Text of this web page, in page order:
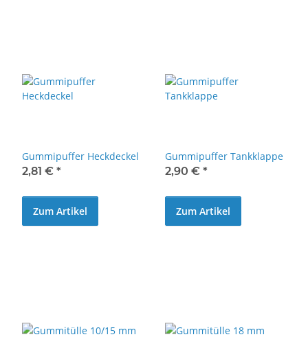
Gummipuffer Heckdeckel
2,81 € *
Zum Artikel
Gummipuffer Tankklappe
2,90 € *
Zum Artikel